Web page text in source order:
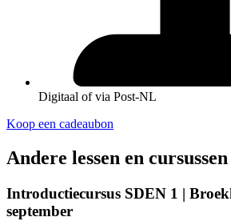
Digitaal of via Post-NL
Koop een cadeaubon
Andere lessen en cursussen
Introductiecursus SDEN 1 |
september